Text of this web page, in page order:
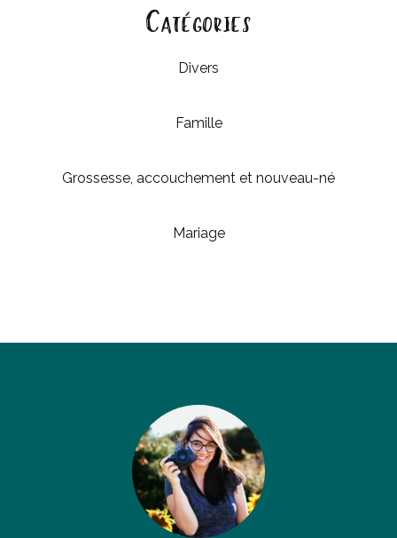
Catégories
Divers
Famille
Grossesse, accouchement et nouveau-né
Mariage